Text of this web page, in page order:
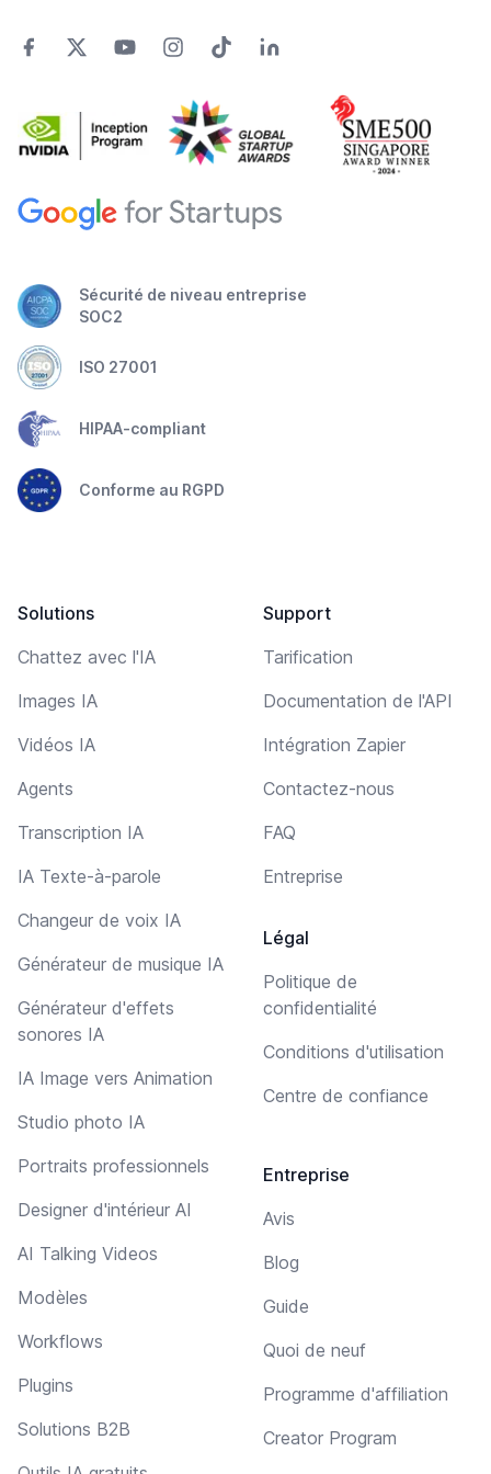
Sécurité de niveau entreprise
SOC2
ISO 27001
HIPAA-compliant
Conforme au RGPD
Solutions
Chattez avec l'IA
Images IA
Vidéos IA
Agents
Transcription IA
IA Texte-à-parole
Changeur de voix IA
Générateur de musique IA
Générateur d'effets
sonores IA
IA Image vers Animation
Studio photo IA
Portraits professionnels
Designer d'intérieur AI
AI Talking Videos
Modèles
Workflows
Plugins
Solutions B2B
Support
Tarification
Documentation de l'API
Intégration Zapier
Contactez-nous
FAQ
Entreprise
Légal
Politique de
confidentialité
Conditions d'utilisation
Centre de confiance
Entreprise
Avis
Blog
Guide
Quoi de neuf
Programme d'affiliation
Creator Program